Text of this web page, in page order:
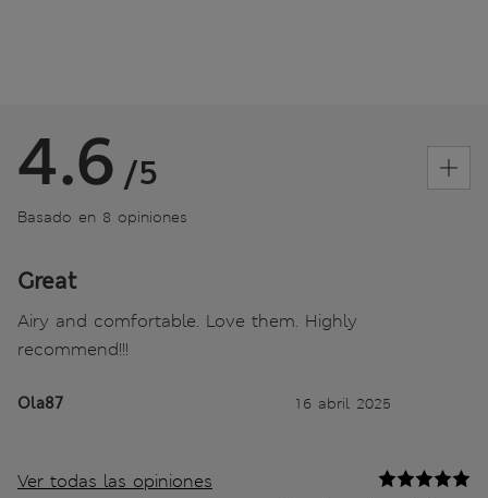
4.6 /5
Basado en 8 opiniones
Great
Airy and comfortable. Love them. Highly
recommend!!!
Ola87 16 abril 2025
Ver todas las opiniones